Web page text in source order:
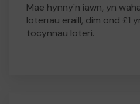
Mae hynny'n iawn, yn
loterïau eraill, dim ond £1
tocynnau loteri.